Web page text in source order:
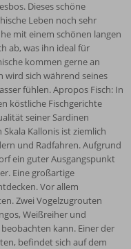
Dieses schöne
Leben noch sehr
mit einem schönen langen
ab, was ihn ideal für
kommen gerne an
wird sich während seines
fühlen. Apropos Fisch: In
köstliche Fischgerichte
seiner Sardinen
Kallonis ist ziemlich
und Radfahren. Aufgrund
ein guter Ausgangspunkt
Eine großartige
Vor allem
Zwei Vogelzugrouten
Weißreiher und
kann. Einer der
befindet sich auf dem